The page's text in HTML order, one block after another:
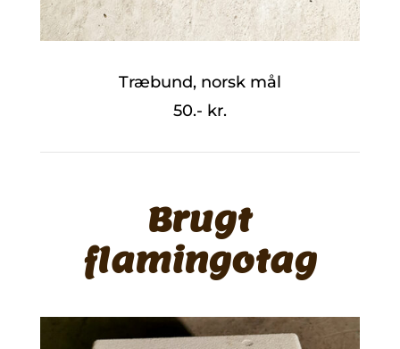
Træbund, norsk mål
50.- kr.
Brugt
flamingotag